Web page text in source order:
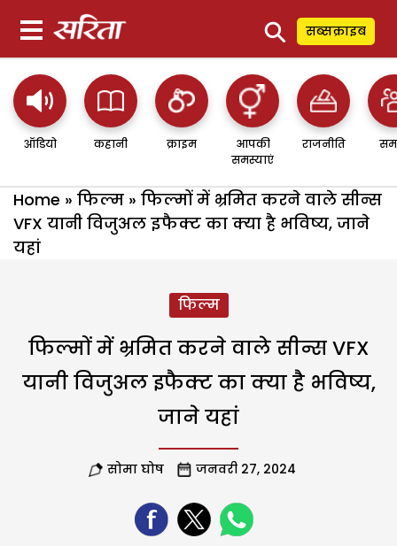
⚲ सब्सक्राइब
ऑडियो कहानी क्राइम
आपकी
समस्याएं
राजनीति
Home » फिल्म » फिल्मों में भ्रमित करने वाले सीन्स
VFX यानी विजुअल इफैक्ट का क्या है भविष्य, जाने
यहां
फिल्म
फिल्मों में भ्रमित करने वाले सीन्स VFX
यानी विजुअल इफैक्ट का क्या है भविष्य,
जाने यहां
सोमा घोष जनवरी 27, 2024